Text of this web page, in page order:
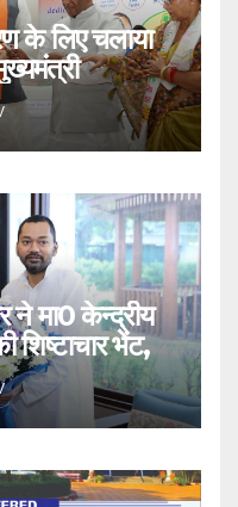
के लिए चलाया
ने मा0 केन्द्रीय
भेंट,